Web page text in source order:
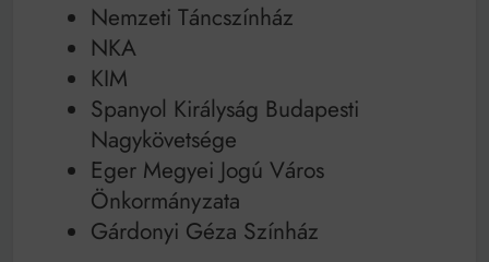
Nemzeti Táncszínház
NKA
KIM
Spanyol Királyság Budapesti
Nagykövetsége
Eger Megyei Jogú Város
Önkormányzata
Gárdonyi Géza Színház